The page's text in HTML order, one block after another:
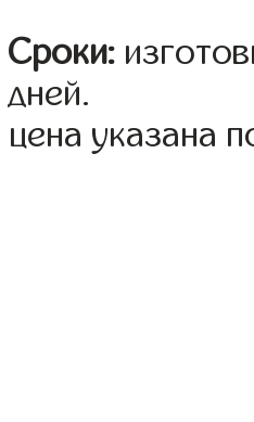
Сроки:
дней.
цена указана